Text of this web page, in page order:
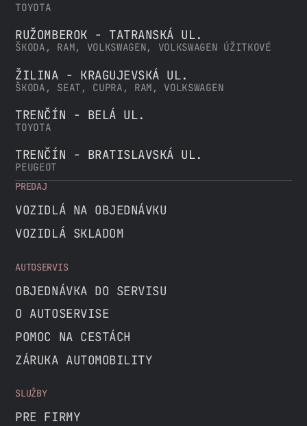
TOYOTA
RUŽOMBEROK - TATRANSKÁ UL.
ŠKODA, RAM, VOLKSWAGEN, VOLKSWAGEN ÚŽITKOVÉ
ŽILINA - KRAGUJEVSKÁ UL.
ŠKODA, SEAT, CUPRA, RAM, VOLKSWAGEN
TRENČÍN - BELÁ UL.
TOYOTA
TRENČÍN - BRATISLAVSKÁ UL.
PEUGEOT
PREDAJ
VOZIDLÁ NA OBJEDNÁVKU
VOZIDLÁ SKLADOM
AUTOSERVIS
OBJEDNÁVKA DO SERVISU
O AUTOSERVISE
POMOC NA CESTÁCH
ZÁRUKA AUTOMOBILITY
SLUŽBY
PRE FIRMY